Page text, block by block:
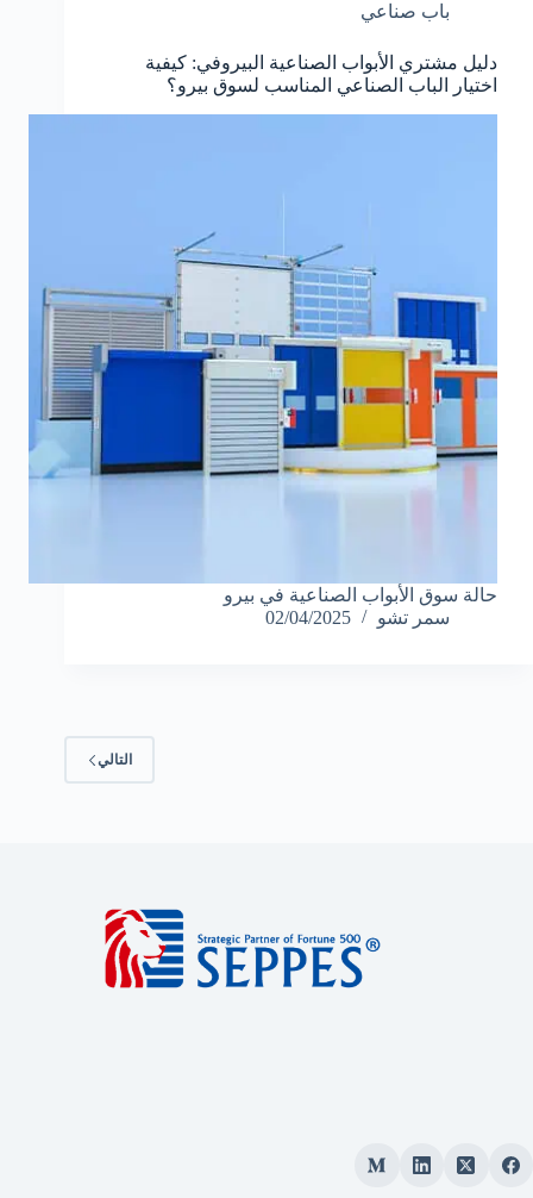
باب صناعي
دليل مشتري الأبواب الصناعية البيروفي: كيفية
اختيار الباب الصناعي المناسب لسوق بيرو؟
حالة سوق الأبواب الصناعية في بيرو
سمر تشو
02/04/2025
التالي